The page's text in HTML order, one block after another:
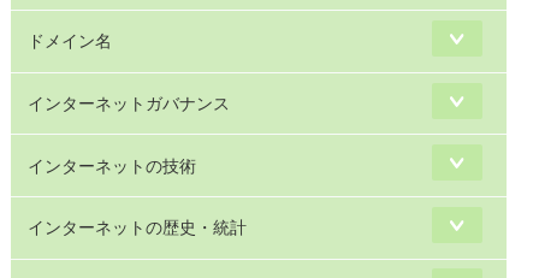
ドメイン名
インターネットガバナンス
インターネットの技術
インターネットの歴史・統計